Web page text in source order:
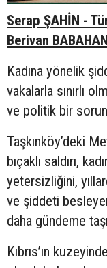
Serap ŞAHİN -
Berivan BABAHAN
Kadına yönelik
vakalarla sınırlı
ve politik bir sorun
Taşkınköy’deki
bıçaklı saldırı,
yetersizliğini,
ve şiddeti
daha gündeme
Kıbrıs’ın